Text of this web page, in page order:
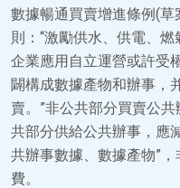
數據暢通買賣增進條例(
則：“激勵供水、供電、
企業應用自立運營或許受
闢構成數據產物和辦事，
賣。”非公共部分買賣公
共部分供給公共辦事，應
共辦事數據、數據產物”
費。